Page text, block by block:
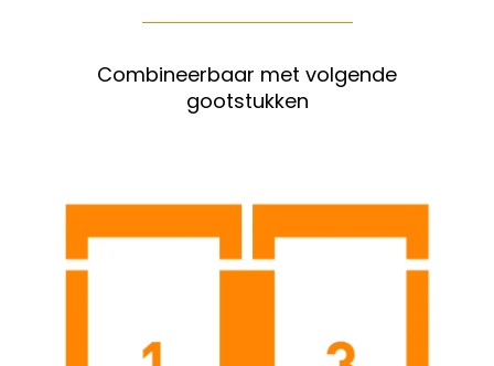
Combineerbaar met volgende
gootstukken